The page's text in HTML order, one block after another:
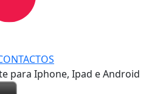
para Iphone, Ipad e Android